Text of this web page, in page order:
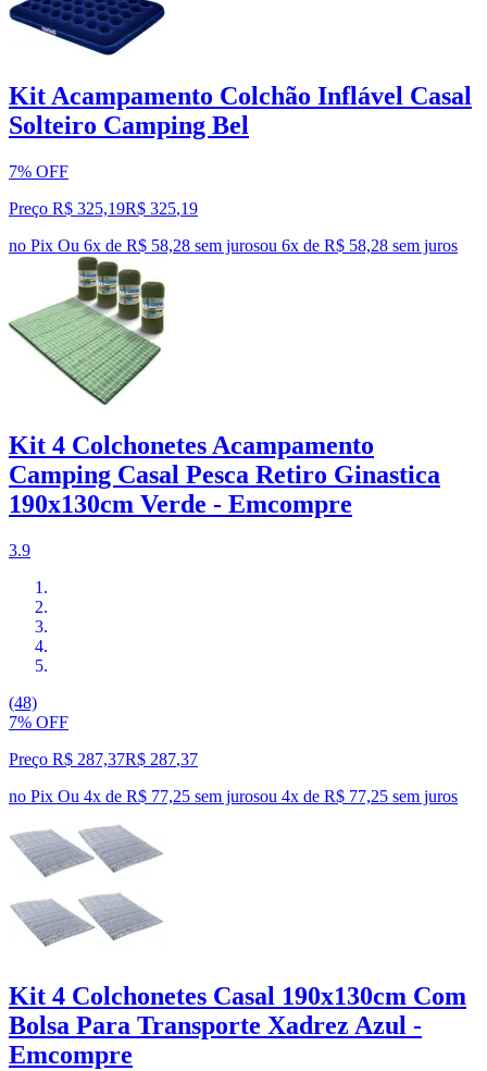
Kit Acampamento Colchão Inflável Casal
Solteiro Camping Bel
7% OFF
Preço R$ 325,19R$ 325,19
no Pix Ou 6x de R$ 58,28 sem jurosou 6x de R$ 58,28 sem juros
Kit 4 Colchonetes Acampamento
Camping Casal Pesca Retiro Ginastica
190x130cm Verde - Emcompre
3.9
(48)
7% OFF
Preço R$ 287,37R$ 287,37
no Pix Ou 4x de R$ 77,25 sem jurosou 4x de R$ 77,25 sem juros
Kit 4 Colchonetes Casal 190x130cm Com
Bolsa Para Transporte Xadrez Azul -
Emcompre